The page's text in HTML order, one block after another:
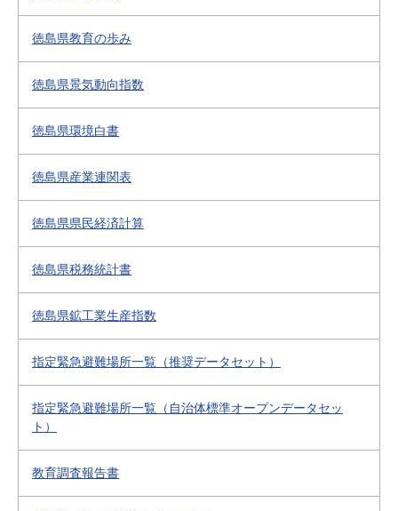
徳島県教育の歩み
徳島県景気動向指数
徳島県環境白書
徳島県産業連関表
徳島県県民経済計算
徳島県税務統計書
徳島県鉱工業生産指数
指定緊急避難場所一覧（推奨データセット）
指定緊急避難場所一覧（自治体標準オープンデータセッ
ト）
教育調査報告書